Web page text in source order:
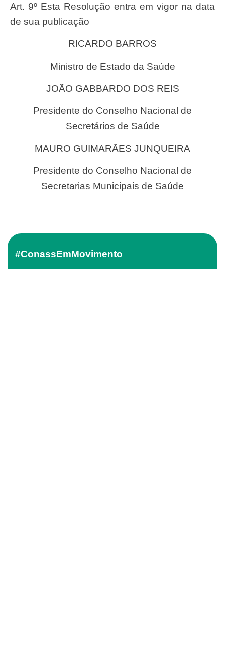
Art. 9º Esta Resolução entra em vigor na data
de sua publicação
RICARDO BARROS
Ministro de Estado da Saúde
JOÃO GABBARDO DOS REIS
Presidente do Conselho Nacional de
Secretários de Saúde
MAURO GUIMARÃES JUNQUEIRA
Presidente do Conselho Nacional de
Secretarias Municipais de Saúde
#ConassEmMovimento